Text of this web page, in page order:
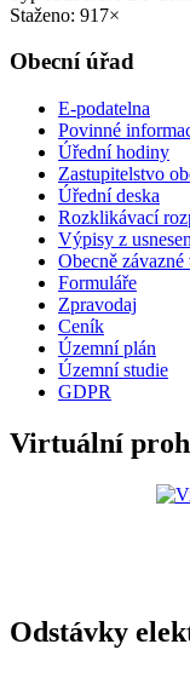
Staženo: 917×
Obecní úřad
E-podatelna
Povinné
Úřední hodiny
Zastupitelstvo
Úřední deska
Rozklikávací
Výpisy z
Obecně
Formuláře
Zpravodaj
Ceník
Územní plán
Územní studie
GDPR
Virtuální
Odstávky